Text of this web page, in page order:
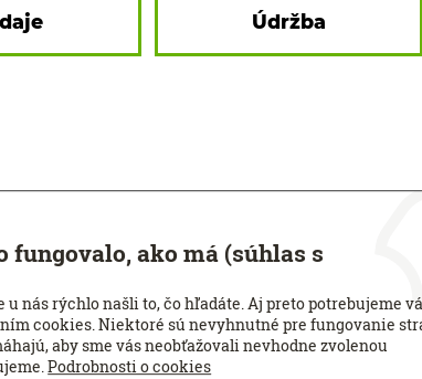
Údržba
totiž určíte, ako budú vyzerať. Máte
mať nažalúziáchvytlačenú. Samozrejme
najlepšie.
fungovalo, ako má (súhlas s
u nás rýchlo našli to, čo hľadáte. Aj preto potrebujeme
cookies. Niektoré sú nevyhnutné pre fungovanie
aby sme vás neobťažovali nevhodne zvolenou
Podrobnosti o cookies